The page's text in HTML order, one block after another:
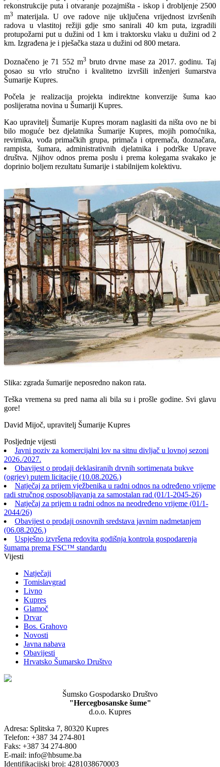
rekonstrukcije puta i otvaranje pozajmišta - iskop i drobljenje 2500
m3 materijala. U ove radove nije uključena vrijednost izvršenih
radova u vlastitoj režiji gdje smo sanirali 40 km puta, izgradili
protupožarni put u dužini od 1 km i traktorsku vlaku u dužini od 2
km. Izgrađena je i pješačka staza u dužini od 800 metara.
Doznačeno je 71 552 m3 bruto drvne mase za 2017. godinu. Taj
posao su vrlo stručno i kvalitetno izvršili inženjeri šumarstva
Šumarije Kupres.
Počela je realizacija projekta indirektne konverzije šuma kao
poslijeratna novina u Šumariji Kupres.
Kao upravitelj Šumarije Kupres moram naglasiti da ništa ovo ne bi
bilo moguće bez djelatnika Šumarije Kupres, mojih pomoćnika,
revirnika, vođa primačkih grupa, primača i otpremača, doznačara,
rampista, šumara, administrativnih djelatnika i podrške Uprave
društva. Njihov odnos prema poslu i prema kolegama svakako je
doprinio boljem rezultatu šumarije i stabilnijem kolektivu.
Slika: zgrada šumarije neposredno nakon rata.
Teška vremena su pred nama ali bila su i prošle godine. Svi glavu
gore!
David Mijoč, upravitelj Šumarije Kupres
Posljednje vijesti
Javni poziv za komercijalni lov na sitnu divljač u lovnoj sezoni
2026./2027.
Obavijest o prodaji deklasiranih drvnih sortimenata bukve
(ogrjev) putem licitacije (10.08.2026.)
Natječaj za prijem vježbenika u radni odnos na određeno vrijeme
radi stručnog osposobljavanja za samostalan rad (01/1-2045-26)
Natječaj za prijem u radni odnos na neodređeno vrijeme (01/1-
2044/26)
Obavijest o prodaji osnovnih sredstava javnim nadmetanjem
(06.08.2026.)
Uspješno izvršena redovita godišnja kontrola gospodarenja
šumama prema FSC™ standardu
Vijesti
Natječaji
Tomislavgrad
Livno
Kupres
Glamoč
Drvar
Bos. Grahovo
Novosti
Javna nabava
Obavijesti
Hrvatsko Šumarsko Društvo
Šumsko Gospodarsko Društvo
"Hercegbosanske šume"
d.o.o. Kupres
Adresa: Splitska 7, 80320 Kupres
Telefon: +387 34 274-801
Faks: +387 34 274-800
E-mail: info@hbsume.ba
Identifikacijski broj: 4281038670003